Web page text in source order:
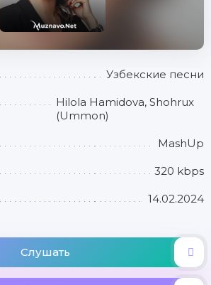
Узбекские песни
Hilola Hamidova, Shohrux
(Ummon)
MashUp
320 kbps
14.02.2024
Слушать